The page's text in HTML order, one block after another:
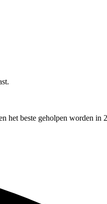
het beste geholpen worden in